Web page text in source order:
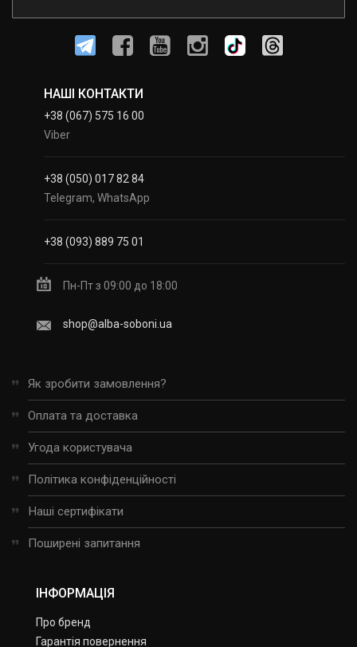
НАШІ КОНТАКТИ
+38 (067) 575 16 00
Viber
+38 (050) 017 82 84
Telegram, WhatsApp
+38 (093) 889 75 01
Пн-Пт з 09:00 до 18:00
shop@alba-soboni.ua
Як зробити замовлення?
Оплата та доставка
Угода користувача
Політика конфіденційності
Наші сертифікати
Поширені запитання
ІНФОРМАЦІЯ
Про бренд
Гарантія повернення